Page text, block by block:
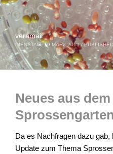
veramair
DIENSTAG, 19 MÄRZ 2013 /
Neues aus dem
Da es Nachfragen dazu gab,
Update zum Thema